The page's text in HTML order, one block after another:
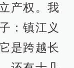
产权。我
：镇江义
是跨越长